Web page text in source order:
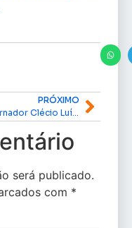
PRÓXIMO
Governador Clécio Luís vistoria avanço do Programa Ponte Firme e reconstrução de escola no Amapá
será publicado.
com *